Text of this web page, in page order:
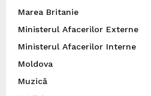
Marea Britanie
Ministerul Afacerilor Externe
Ministerul Afacerilor Interne
Moldova
Muzică